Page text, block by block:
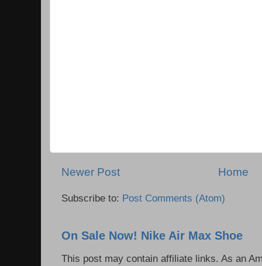
Newer Post Home
Subscribe to: Post Comments (Atom)
On Sale Now! Nike Air Max Shoe
This post may contain affiliate links. As an